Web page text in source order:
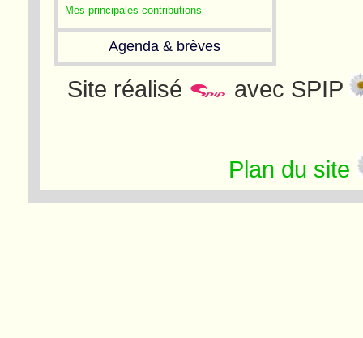
Mes principales contributions
Agenda & brèves
Site réalisé avec SPIP
Plan du site